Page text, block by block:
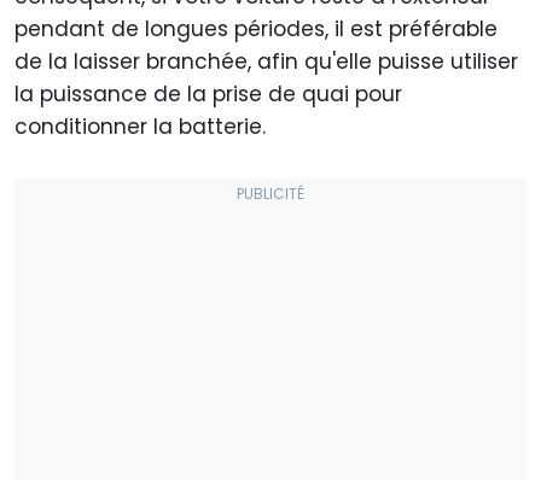
pendant de longues périodes, il est préférable
de la laisser branchée, afin qu'elle puisse utiliser
la puissance de la prise de quai pour
conditionner la batterie.